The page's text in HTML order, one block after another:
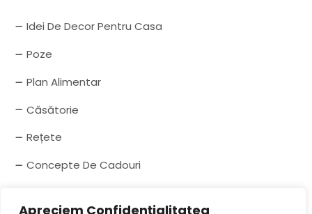
Apreciem Confidențialitatea
Idei De Decor Pentru Casa
Poze
Plan Alimentar
Căsătorie
Rețete
Concepte De Cadouri
Drepturi De Autor